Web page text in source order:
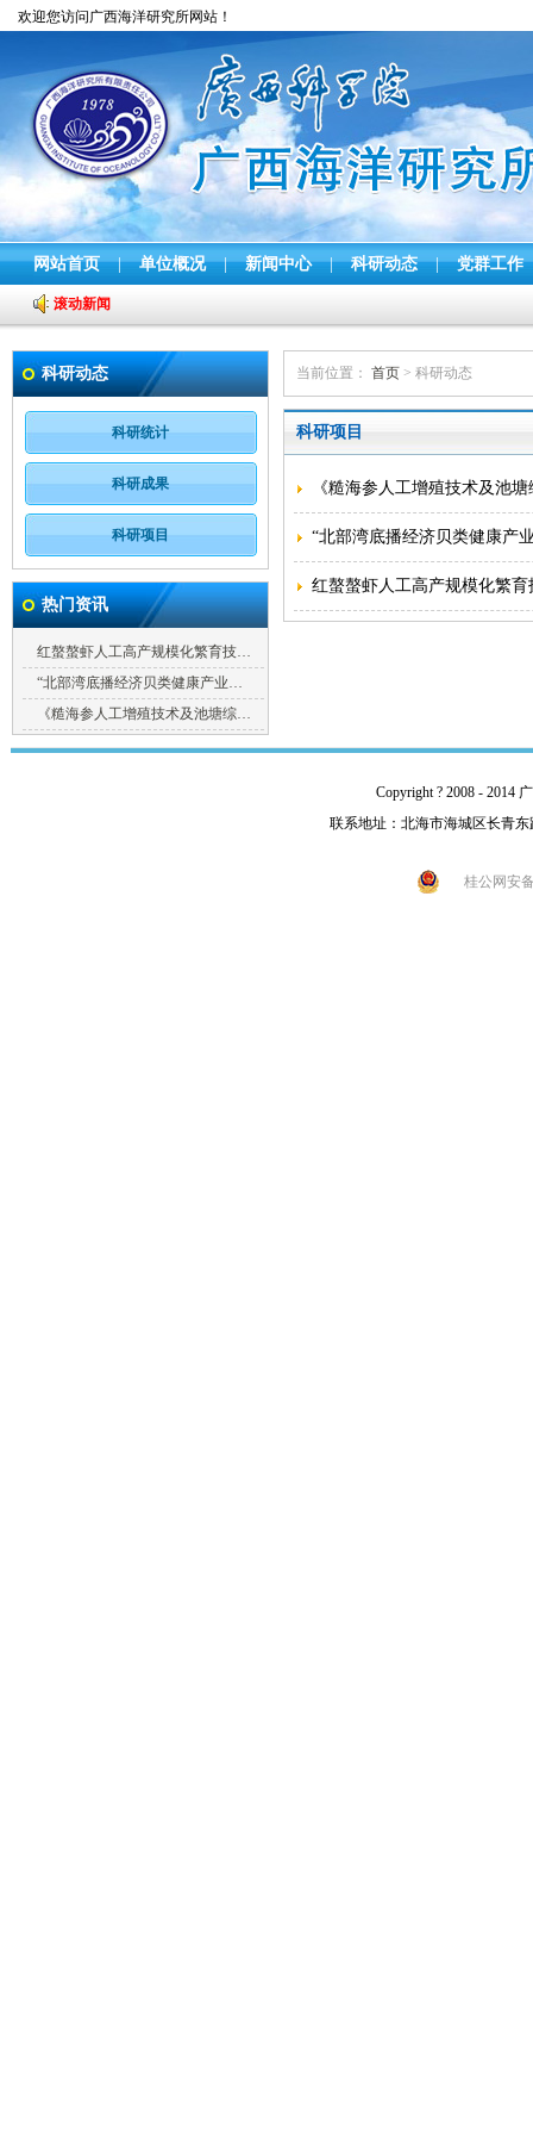
欢迎您访问广西海洋研究所网站！
网站首页 | 单位概况 | 新闻中心 | 科研动态 | 党群工作
滚动新闻
科研动态
科研统计
科研成果
科研项目
热门资讯
红螯螯虾人工高产规模化繁育技…
“北部湾底播经济贝类健康产业…
《糙海参人工增殖技术及池塘综…
当前位置： 首页 > 科研动态
科研项目
《糙海参人工增殖技术及池
“北部湾底播经济贝类健康产
红螯螯虾人工高产规模化繁育
Copyright ? 2008 - 2014
联系地址：北海市海城区长青东
桂公网安